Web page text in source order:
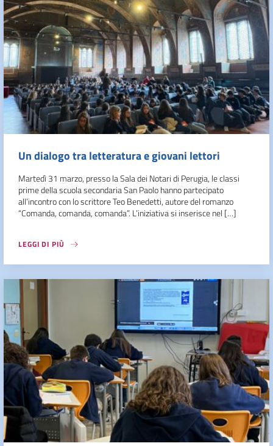
Un dialogo tra letteratura e giovani lettori
Martedì 31 marzo, presso la Sala dei Notari di Perugia, le classi
prime della scuola secondaria San Paolo hanno partecipato
all’incontro con lo scrittore Teo Benedetti, autore del romanzo
“Comanda, comanda, comanda”. L’iniziativa si inserisce nel […]
LEGGI DI PIÙ